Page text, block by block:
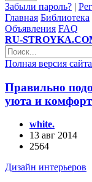
Забыли пароль? |
Главная Библиотека
Объявления FAQ
RU-
Полная версия сайта
Правильно
уюта и
white.
13 авг 2014
2564
Дизайн интерьеров